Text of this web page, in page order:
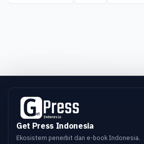
Get Press Indonesia
Ekosistem penerbit dan e-book Indonesia.